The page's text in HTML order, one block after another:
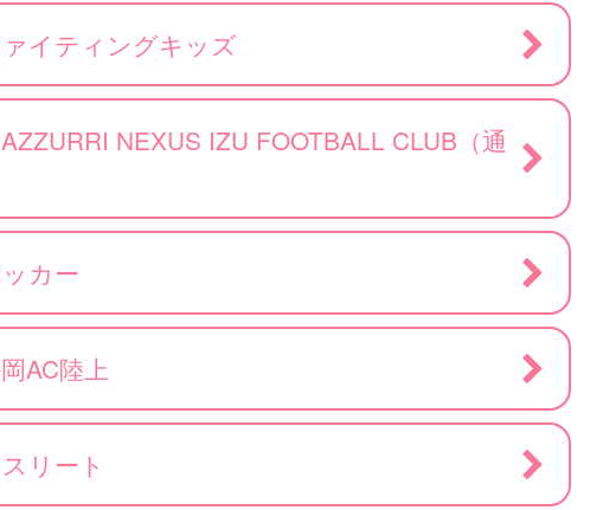
ァイティングキッズ
NEXUS IZU FOOTBALL CLUB（通
カー
AC陸上
リート